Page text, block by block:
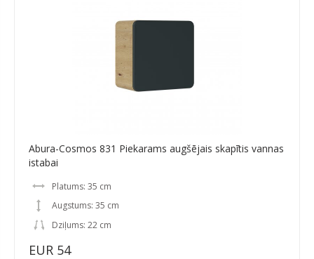
Abura-Cosmos 831 Piekarams augšējais skapītis vannas
istabai
Platums: 35 cm
Augstums: 35 cm
Dziļums: 22 cm
EUR 54